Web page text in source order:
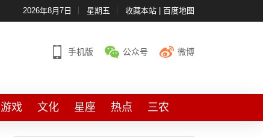
2026年8月7日 星期五 收藏本站| 百度地图
手机版 公众号 微博
游戏 文化 星座 热点 三农